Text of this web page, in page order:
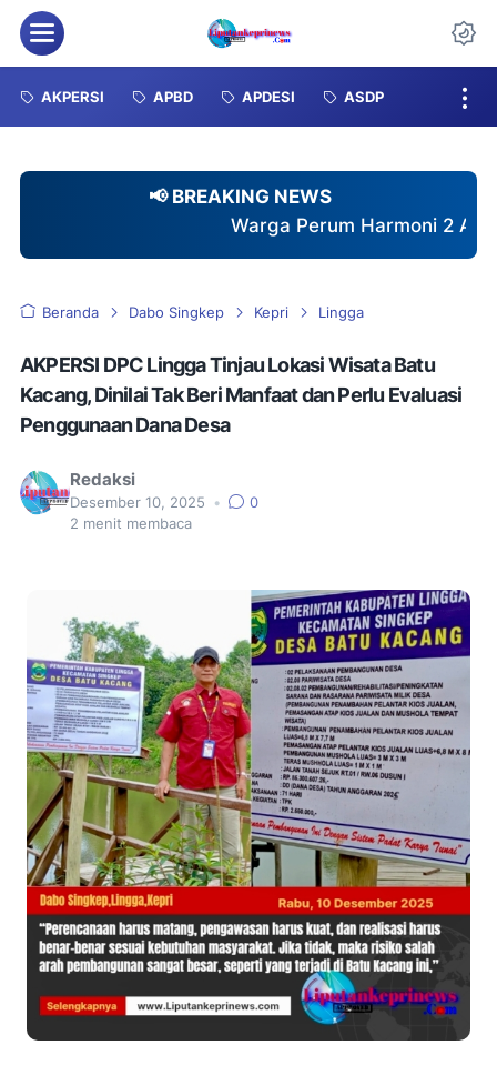
Menu
AKPERSI APBD APDESI ASDP
📢 BREAKING NEWS
Warga Perum Harmoni 2 Akhirnya Nikmati Air
Beranda Dabo Singkep Kepri Lingga
AKPERSI DPC Lingga Tinjau Lokasi Wisata Batu
Kacang, Dinilai Tak Beri Manfaat dan Perlu Evaluasi
Penggunaan Dana Desa
Redaksi
Desember 10, 2025 •
0
2 menit membaca